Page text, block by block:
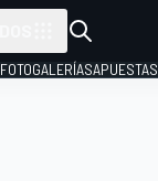
FOTOGALERÍASAPUESTAS